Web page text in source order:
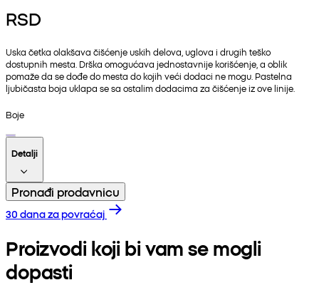
RSD
Uska četka olakšava čišćenje uskih delova, uglova i drugih teško
dostupnih mesta. Drška omogućava jednostavnije korišćenje, a oblik
pomaže da se dođe do mesta do kojih veći dodaci ne mogu. Pastelna
ljubičasta boja uklapa se sa ostalim dodacima za čišćenje iz ove linije.
Boje
Detalji
Pronađi prodavnicu
30 dana za povraćaj
Proizvodi koji bi vam se mogli
dopasti